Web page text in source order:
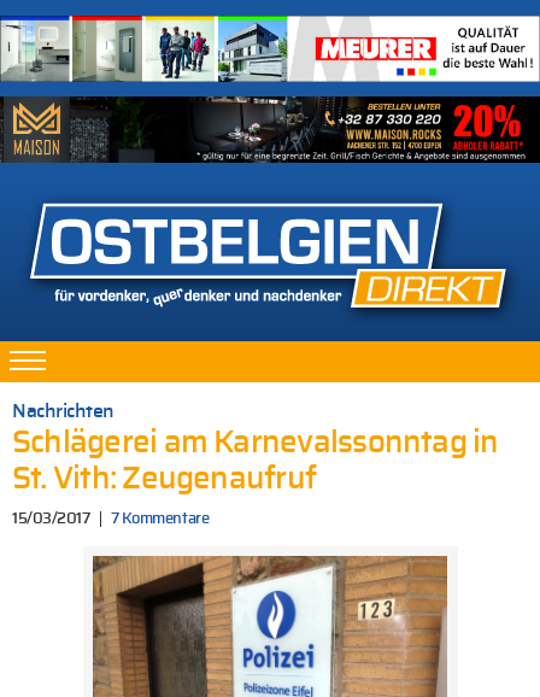
Nachrichten
Schlägerei am Karnevalssonntag in
St. Vith: Zeugenaufruf
15/03/2017 7 Kommentare